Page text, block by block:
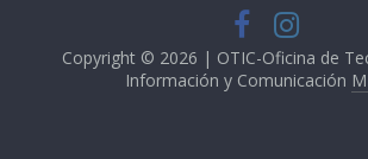
Copyright © 2026 | OTIC-Oficina de
Información y Comunicación